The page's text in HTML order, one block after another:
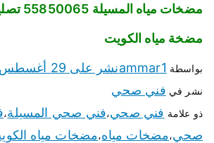
مضخات
مضخة مياه الكويت
بواسطة ammar1نشر على 29 أغسطس، 2020
نشر في فني صحي
ذو علامة فني صحي،فني صحي المسيلة،
صحي،مضخات مياه،مضخات مياه